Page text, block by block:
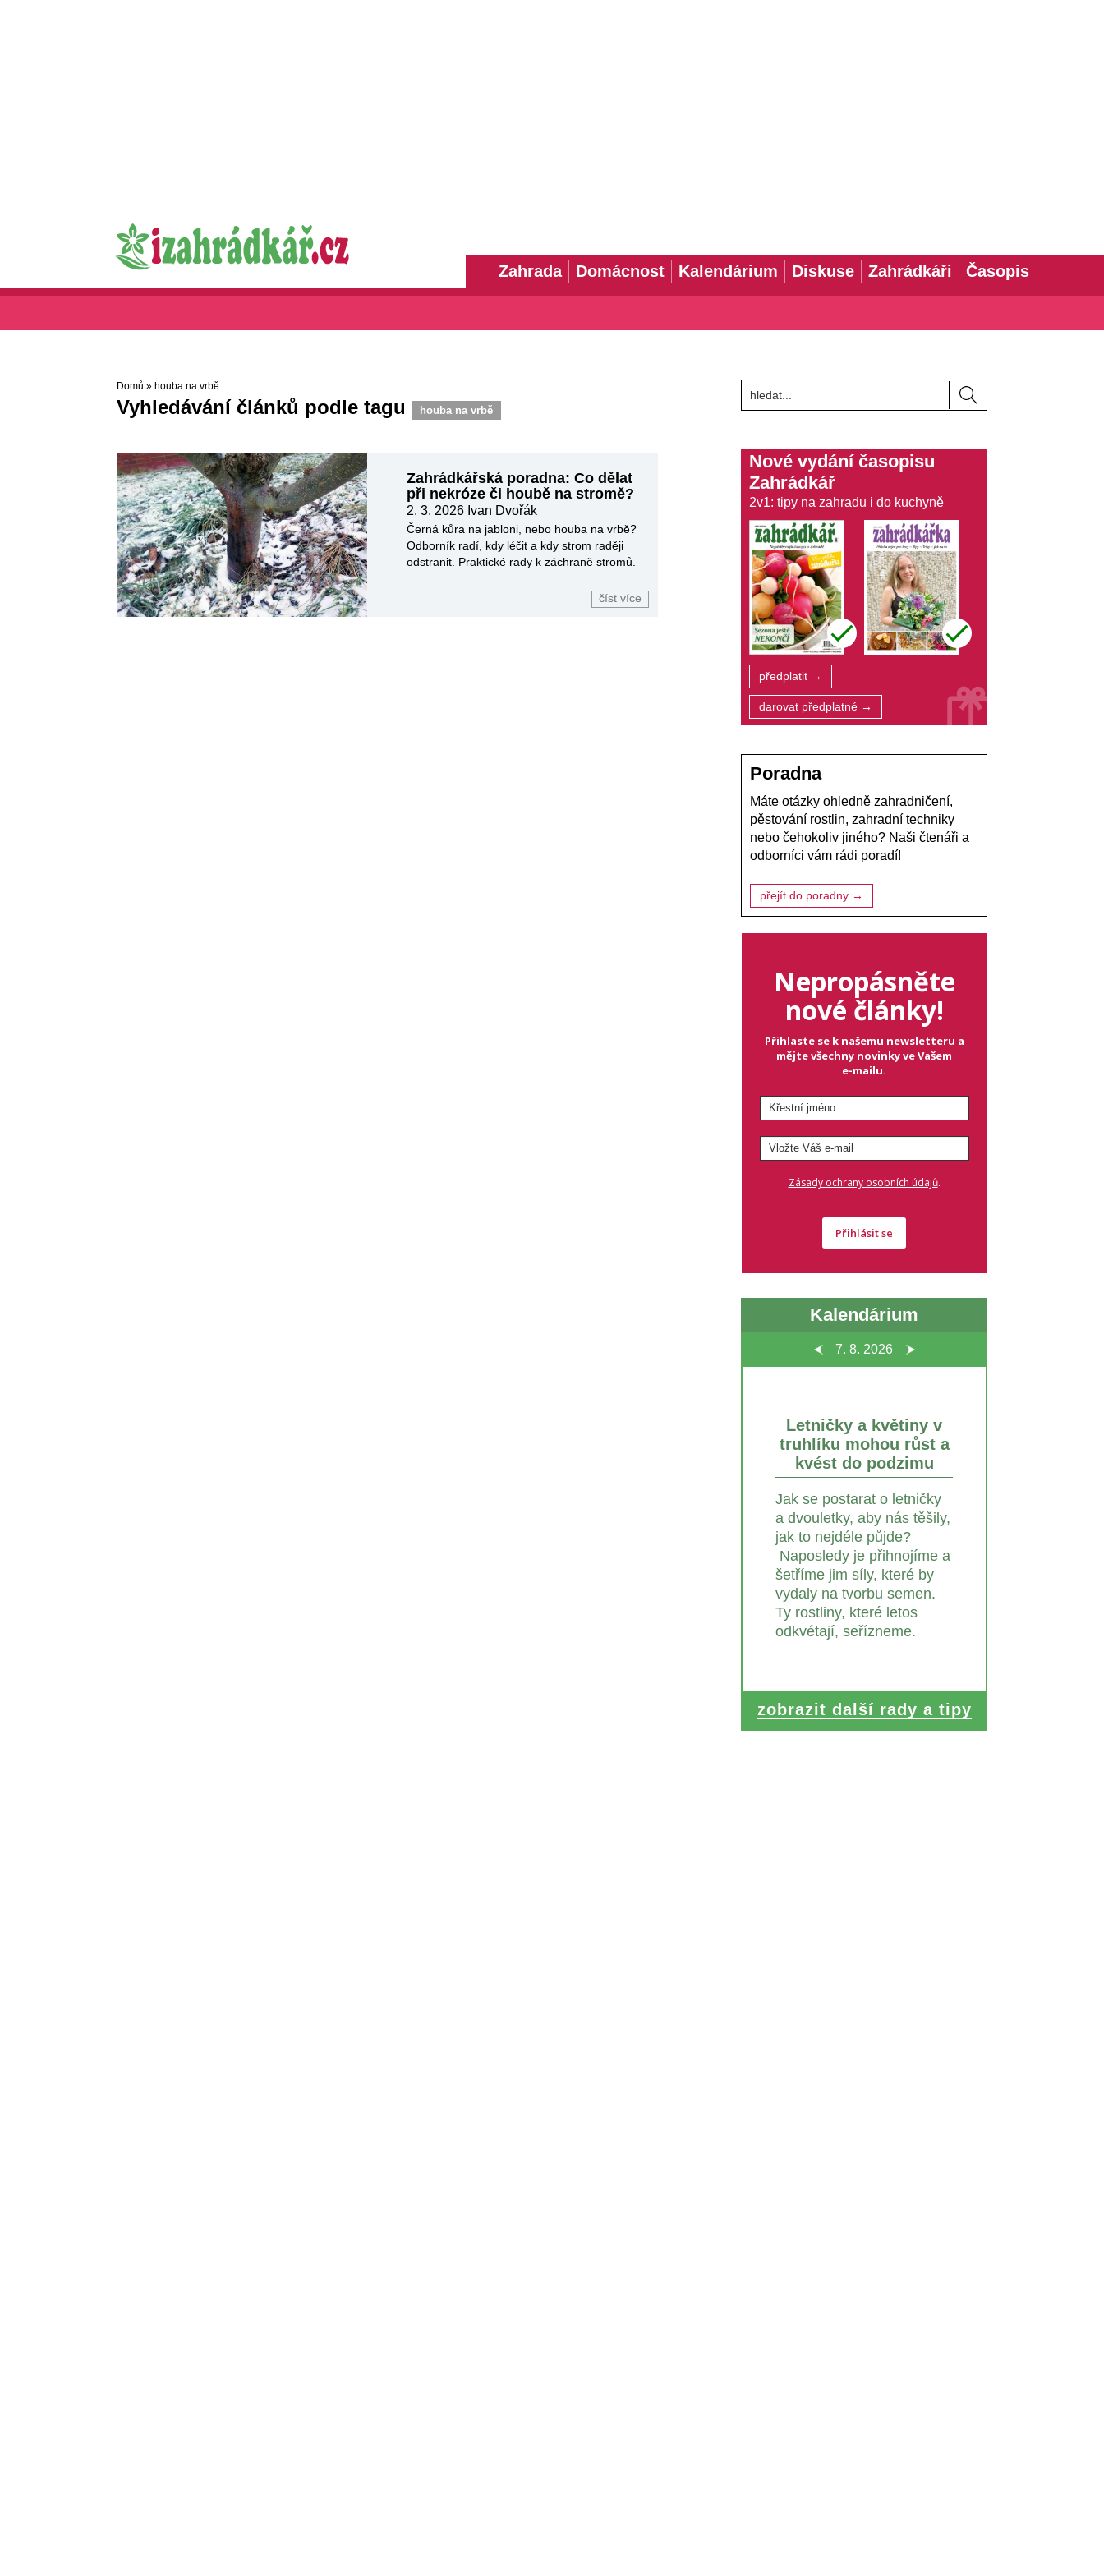
Zahrada Domácnost Kalendárium Diskuse Zahrádkáři Časopis
Domů » houba na vrbě
Vyhledávání článků podle tagu houba na vrbě
Zahrádkářská poradna: Co dělat
při nekróze či houbě na stromě?
2. 3. 2026 Ivan Dvořák
Černá kůra na jabloni, nebo houba na vrbě?
Odborník radí, kdy léčit a kdy strom raději
odstranit. Praktické rady k záchraně stromů.
číst více
Nové vydání časopisu
Zahrádkář
2v1: tipy na zahradu i do kuchyně
předplatit →
darovat předplatné →
Poradna
Máte otázky ohledně zahradničení,
pěstování rostlin, zahradní techniky
nebo čehokoliv jiného? Naši čtenáři a
odborníci vám rádi poradí!
přejít do poradny →
Nepropásněte
nové články!
Přihlaste se k našemu newsletteru a
mějte všechny novinky ve Vašem
e-mailu.
Zásady ochrany osobních údajů.
Přihlásit se
Kalendárium
7. 8. 2026
Letničky a květiny v
truhlíku mohou růst a
kvést do podzimu
Jak se postarat o letničky
a dvouletky, aby nás těšily,
jak to nejdéle půjde?
Naposledy je přihnojíme a
šetříme jim síly, které by
vydaly na tvorbu semen.
Ty rostliny, které letos
odkvétají, seřízneme.
zobrazit další rady a tipy